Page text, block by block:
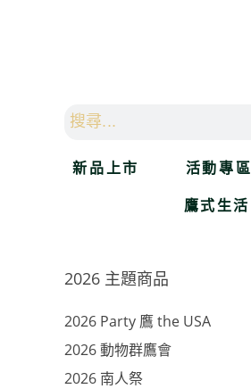
新品上市 活動專區
鷹式生活
2026 主題商品
2026 Party 鷹 the USA
2026 動物群鷹會
2026 南人祭